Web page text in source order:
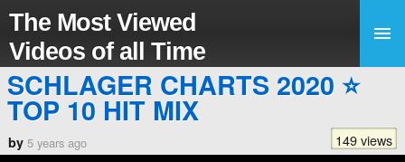
The Most Viewed
Videos of all Time
SCHLAGER CHARTS 2020 ⭐
TOP 10 HIT MIX
by 5 years ago 149 views